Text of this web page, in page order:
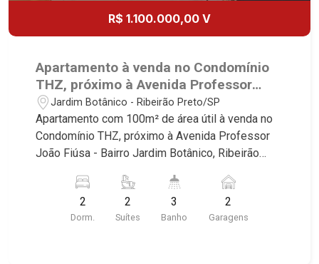
R$ 1.100.000,00 V
Apartamento à venda no Condomínio
THZ, próximo à Avenida Professor
João Fiúsa - Ribeirão Preto/SP.
Jardim Botânico - Ribeirão Preto/SP
Apartamento com 100m² de área útil à venda no
Condomínio THZ, próximo à Avenida Professor
João Fiúsa - Bairro Jardim Botânico, Ribeirão
imóvel que a Martinelli Imobiliária selecionou
para você: - 100m² de área útil - 2 suítes com
armários e ar-condicionado - Lavabo - Sala 2
2
Dorm.
2
Suítes
3
Banho
2
Garagens